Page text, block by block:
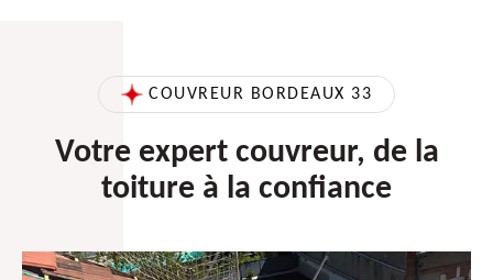
COUVREUR BORDEAUX 33
Votre expert couvreur, de la
toiture à la confiance